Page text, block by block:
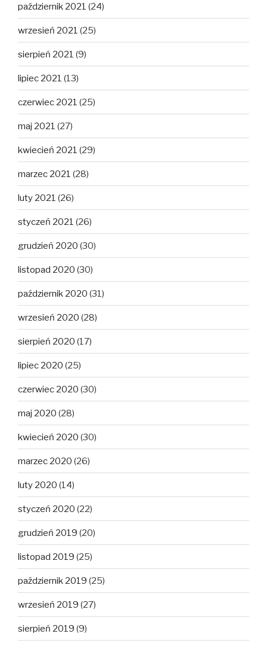
październik 2021 (24)
wrzesień 2021 (25)
sierpień 2021 (9)
lipiec 2021 (13)
czerwiec 2021 (25)
maj 2021 (27)
kwiecień 2021 (29)
marzec 2021 (28)
luty 2021 (26)
styczeń 2021 (26)
grudzień 2020 (30)
listopad 2020 (30)
październik 2020 (31)
wrzesień 2020 (28)
sierpień 2020 (17)
lipiec 2020 (25)
czerwiec 2020 (30)
maj 2020 (28)
kwiecień 2020 (30)
marzec 2020 (26)
luty 2020 (14)
styczeń 2020 (22)
grudzień 2019 (20)
listopad 2019 (25)
październik 2019 (25)
wrzesień 2019 (27)
sierpień 2019 (9)